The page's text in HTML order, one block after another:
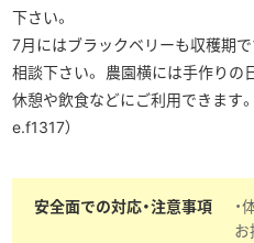
下さい。
7月にはブラックベリーも収穫期
相談下さい。 農園横には手作りの
休憩や飲食などにご利用できま
e.f1317）
安全面での対応・注意事項
・
お